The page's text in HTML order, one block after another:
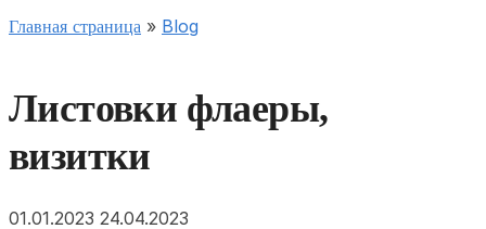
Главная страница » Blog
Листовки флаеры,
визитки
01.01.2023 24.04.2023